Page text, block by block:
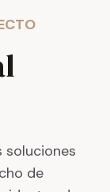
soluciones
de